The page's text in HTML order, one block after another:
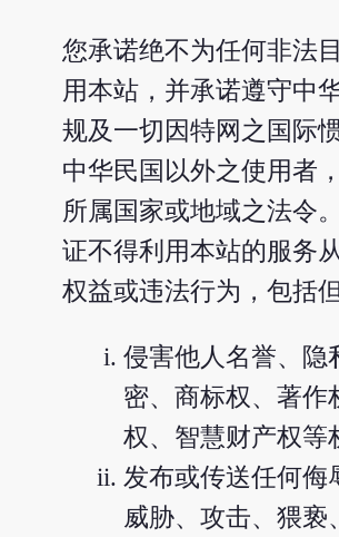
您承诺绝不为任何非法
用本站，并承诺遵守中
规及一切因特网之国际
中华民国以外之使用者
所属国家或地域之法令
证不得利用本站的服务
权益或违法行为，包括
侵害他人名誉、隐
密、商标权、著作
权、智慧财产权等
发布或传送任何侮
威胁、攻击、猥亵